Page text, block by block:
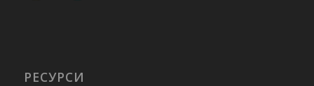
РЕСУРСИ